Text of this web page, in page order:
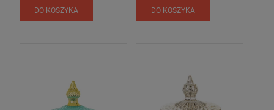
DO KOSZYKA DO KOSZYKA